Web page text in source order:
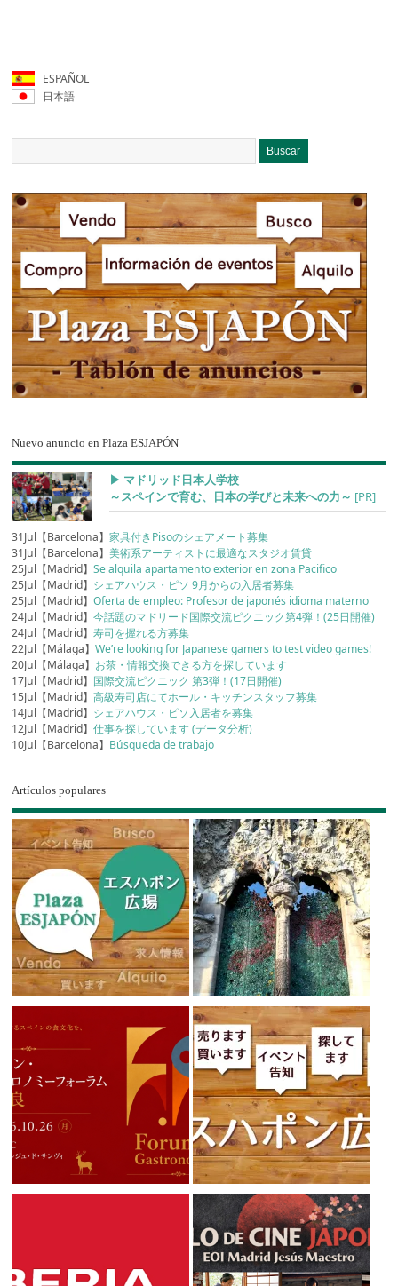
ESPAÑOL
日本語
Nuevo anuncio en Plaza ESJAPÓN
▶︎ マドリッド日本人学校
～スペインで育む、日本の学びと未来への力～ [PR]
31Jul【Barcelona】家具付きPisoのシェアメート募集
31Jul【Barcelona】美術系アーティストに最適なスタジオ賃貸
25Jul【Madrid】Se alquila apartamento exterior en zona Pacifico
25Jul【Madrid】 シェアハウス・ピソ 9月からの入居者募集
25Jul【Madrid】Oferta de empleo: Profesor de japonés idioma materno
24Jul【Madrid】今話題のマドリード国際交流ピクニック第4弾！(25日開催)
24Jul【Madrid】寿司を握れる方募集
22Jul【Málaga】We’re looking for Japanese gamers to test video games!
20Jul【Málaga】 お茶・情報交換できる方を探しています
17Jul【Madrid】 国際交流ピクニック 第3弾！(17日開催)
15Jul【Madrid】高級寿司店にてホール・キッチンスタッフ募集
14Jul【Madrid】 シェアハウス・ピソ入居者を募集
12Jul【Madrid】仕事を探しています (データ分析)
10Jul【Barcelona】 Búsqueda de trabajo
Artículos populares